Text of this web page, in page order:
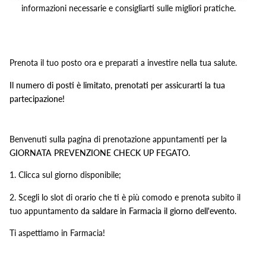
informazioni necessarie e consigliarti sulle migliori pratiche.
Prenota il tuo posto ora e preparati a investire nella tua salute.
Il numero di posti è limitato, prenotati per assicurarti la tua
partecipazione!
Benvenuti sulla pagina di prenotazione appuntamenti per la
GIORNATA PREVENZIONE CHECK UP FEGATO.
1. Clicca sul giorno disponibile;
2. Scegli lo slot di orario che ti è più comodo e prenota subito il
tuo appuntamento da saldare in Farmacia il giorno dell'evento.
Ti aspettiamo in Farmacia!